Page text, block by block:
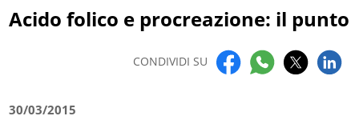
Acido folico e procreazione: il punto
CONDIVIDI SU
30/03/2015